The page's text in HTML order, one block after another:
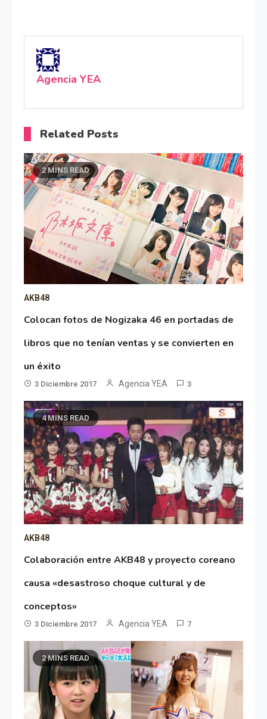
Agencia YEA
Related Posts
2 MINS READ
AKB48
Colocan fotos de Nogizaka 46 en portadas de
libros que no tenían ventas y se convierten en
un éxito
3 Diciembre 2017 Agencia YEA 3
4 MINS READ
AKB48
Colaboración entre AKB48 y proyecto coreano
causa «desastroso choque cultural y de
conceptos»
3 Diciembre 2017 Agencia YEA 7
2 MINS READ